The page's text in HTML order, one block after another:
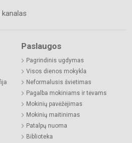
Paslaugos
Pagrindinis ugdymas
Visos dienos mokykla
Neformalusis švietimas
Pagalba mokiniams ir tėvams
Mokinių pavėžėjimas
Mokinių maitinimas
Patalpų nuoma
Biblioteka